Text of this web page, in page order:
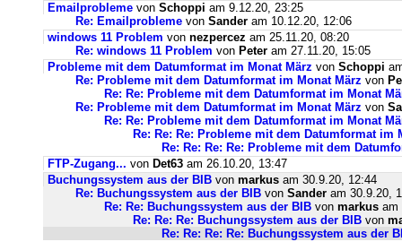
Emailprobleme von Schoppi am 9.12.20, 23:25
Re: Emailprobleme von Sander am 10.12.20, 12:06
windows 11 Problem von nezpercez am 25.11.20, 08:20
Re: windows 11 Problem von Peter am 27.11.20, 15:05
Probleme mit dem Datumformat im Monat März von Schoppi
Re: Probleme mit dem Datumformat im Monat März von
Re: Re: Probleme mit dem Datumformat im Monat
Re: Probleme mit dem Datumformat im Monat März von
Re: Re: Probleme mit dem Datumformat im Monat
Re: Re: Re: Probleme mit dem Datumformat im
Re: Re: Re: Re: Probleme mit dem
FTP-Zugang... von Det63 am 26.10.20, 13:47
Buchungssystem aus der BIB von markus am 30.9.20, 12:44
Re: Buchungssystem aus der BIB von Sander am 30.9.20,
Re: Re: Buchungssystem aus der BIB von markus am
Re: Re: Re: Buchungssystem aus der BIB von
Re: Re: Re: Re: Buchungssystem aus der